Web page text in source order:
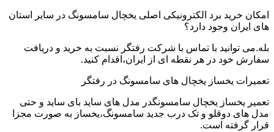
امکان خرید برد الکترونیکی اصلی یخچال سامسونگ در سایر استان
های ایران وجود دارد؟
بله.می توانید با تماس با شرکت رفتگر نسبت به خرید و دریافت
سفارش خود در هر نقطه ای از ایران،اقدام کنید.
تعمیرات یخساز یخچال های سامسونگ در رفتگر
تعمیر یخساز یخچال سامسونگدر مدل های ساید بای ساید و حتی
مدل های دوقلو و تک درب جدید سامسونگ،یخساز به صورت مجزا
قرار گرفته است.